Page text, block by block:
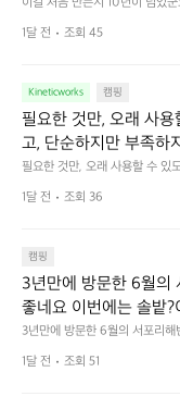
묘한 밸런스가 존재합
느라 책상 위 가장자리
는 균형감에서 출발했
저히 집착했습니다. 튼
해치치 않는 선에서,
이 디자인과 사용감은,
해 보시기를 바랍니다.
다.  일상에서 늘 지니고 다니고
사이의 아주 미묘한 밸런스가
철저히 집착했습니다. 튼튼한
서, 가장 가볍고 얇게 설계했습
만져보며 경험해 보시기를 바랍
1달 전 조회 45
Kineticworks 캠핑
필요한 것만, 오래 사
고, 단순하지만 부족하
어의 경계를 자연스럽
GEAR. 키네틱웍스에서
필요한 것만, 오래 사용할 수 있
지 않은 디자인. 일상과 아웃도
OUNTAIN GEAR. 키네틱웍스에
1달 전 조회 36
캠핑
3년만에 방문한 6월
좋네요 이번에는 솔밭?
잡았는데 정말 시원하
맑은편, 아이들도 놀기
네요  .1박 1동 1만원 (
3년만에 방문한 6월의 서포리
밭?이라고 해야하나 여기에 자
서해치고 물도 맑은편, 아이들
1달 전 조회 51